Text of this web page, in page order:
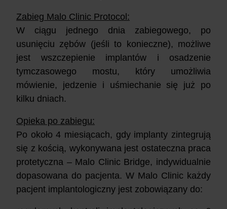
Zabieg Malo Clinic Protocol:
W ciągu jednego dnia zabiegowego, po
usunięciu zębów (jeśli to konieczne), możliwe
jest wszczepienie implantów i osadzenie
tymczasowego mostu, który umożliwia
mówienie, jedzenie i uśmiechanie się już po
kilku dniach.
Opieka po zabiegu:
Po około 4 miesiącach, gdy implanty zintegrują
się z kością, wykonywana jest ostateczna praca
protetyczna – Malo Clinic Bridge, indywidualnie
dopasowana do pacjenta. W Malo Clinic każdy
pacjent implantologiczny jest zobowiązany do: